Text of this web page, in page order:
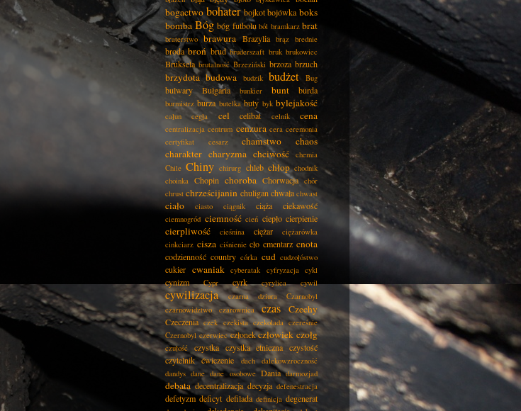
bogactwo bohater bojkot bojówka boks
bomba Bóg bóg futbolu ból bramkarz brat
braterstwo brawura Brazylia brąz brednie
broda broń brud bruderszaft bruk brukowiec
Bruksela brutalność Brzeziński brzoza brzuch
brzydota budowa budzik budżet Bug
bulwary Bułgaria bunkier bunt burda
burmistrz burza butelka buty byk bylejakość
całun cegła cel celibat celnik cena
centralizacja centrum cenzura cera ceremonia
certyfikat
cesarz chamstwo
chaos
charakter charyzma chciwość
chemia
Chile Chiny chirurg chleb chłop chodnik
choinka Chopin choroba Chorwacja chór
chrust chrześcijanin chuligan chwała chwast
ciało ciasto ciągnik ciąża ciekawość
ciemnogród ciemność cień ciepło cierpienie
cierpliwość cieśnina ciężar
ciężarówka
cinkciarz cisza ciśnienie cło cmentarz cnota
codzienność country córka cud cudzołóstwo
cukier cwaniak cyberatak cyfryzacja cykl
cynizm Cypr cyrk cyrylica cywil
cywilizacja czarna dziura
Czarnobyl
czarnowidztwo
czarownica czas Czechy
Czeczenia czek czekista czekolada czereśnie
Czernobyl czerwiec członek człowiek czołg
czułość czystka czystka etniczna czystość
czytelnik ćwiczenie dach
dalekowzroczność
dandys dane dane osobowe Dania darmozjad
debata decentralizacja decyzja defenestracja
defetyzm deficyt defilada definicja degenerat